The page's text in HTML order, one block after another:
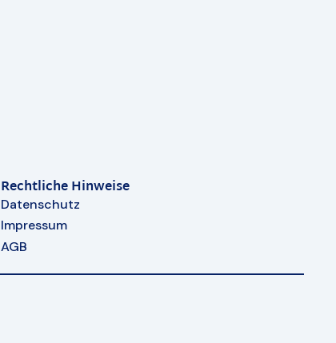
Rechtliche Hinweise
Datenschutz
Impressum
AGB